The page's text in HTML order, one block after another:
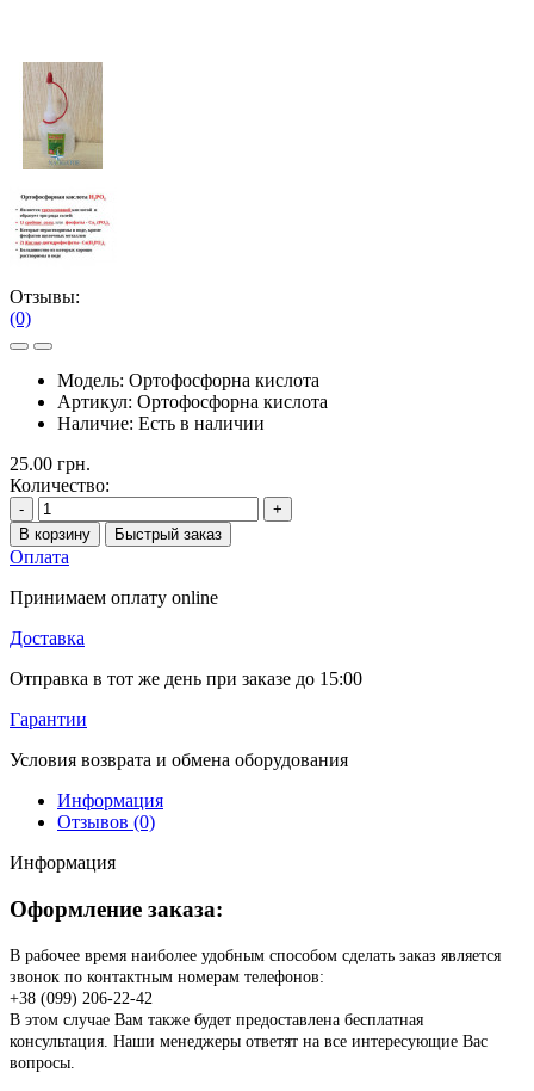
Отзывы:
(0)
Модель: Ортофосфорна кислота
Артикул: Ортофосфорна кислота
Наличие: Есть в наличии
25.00 грн.
Количество:
-
+
В корзину
Быстрый заказ
Оплата
Принимаем оплату online
Доставка
Отправка в тот же день при заказе до 15:00
Гарантии
Условия возврата и обмена оборудования
Информация
Отзывов (0)
Информация
Оформление заказа:
В рабочее время наиболее удобным способом сделать заказ является
звонок по контактным номерам телефонов:
+38 (099) 206-22-42
В этом случае Вам также будет предоставлена бесплатная
консультация. Наши менеджеры ответят на все интересующие Вас
вопросы.